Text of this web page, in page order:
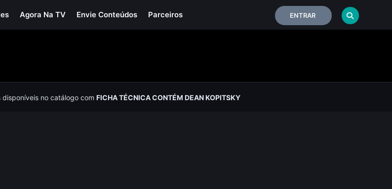
Agora Na TV Envie Conteúdos Parceiros ENTRAR
disponíveis no catálogo comFICHA TÉCNICA CONTÉM DEAN KOPITSKY